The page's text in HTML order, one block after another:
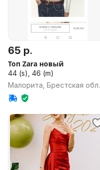
65 р.
Топ Zara новый
44 (s), 46 (m)
Малорита, Брестская обл.